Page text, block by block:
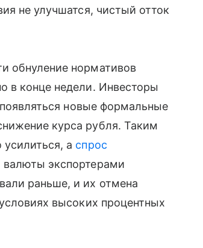
не улучшатся, чистый отток
обнуление нормативов
в конце недели. Инвесторы
новые формальные
курса рубля. Таким
а спрос
экспортерами
раньше, и их отмена
высоких процентных